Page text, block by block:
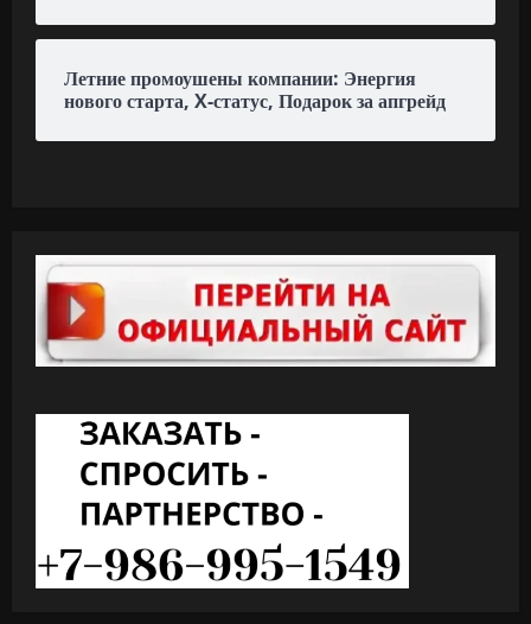
Летние промоушены компании: Энергия
нового старта, X-статус, Подарок за апгрейд